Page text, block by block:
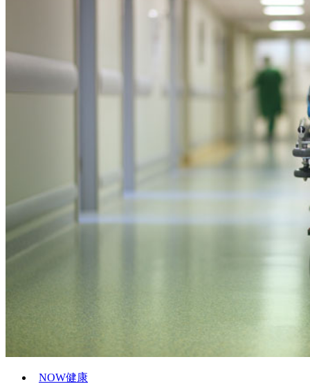
NOW健康